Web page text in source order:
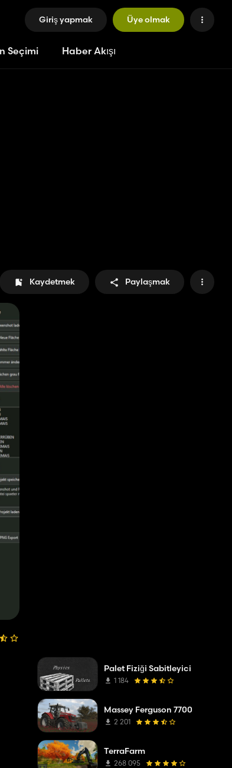
Giriş yapmak Üye olmak
Seçimi Haber Akışı
Kaydetmek Paylaşmak
Palet Fiziği Sabitleyici
1 184
Massey Ferguson 7700
2 201
TerraFarm
268 095